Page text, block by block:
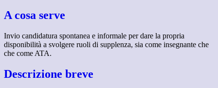
A cosa serve
Invio candidatura spontanea e informale per dare la propria
disponibilità a svolgere ruoli di supplenza, sia come insegnante che
che come ATA.
Descrizione breve